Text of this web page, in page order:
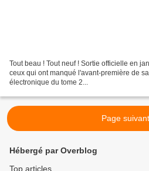
Tout beau ! Tout neuf ! Sortie officielle en
ceux qui ont manqué l'avant-première de
électronique du tome 2...
Page
Hébergé par Overblog
Top articles